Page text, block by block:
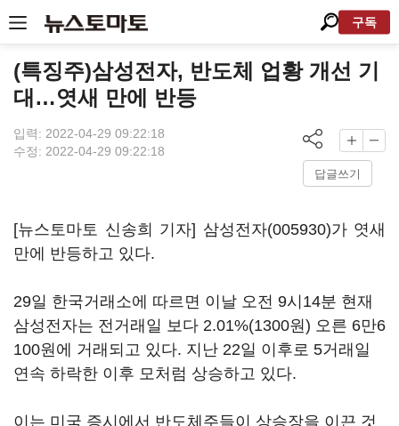
구독
(특징주)삼성전자, 반도체 업황 개선 기
대…엿새 만에 반등
입력: 2022-04-29 09:22:18
수정: 2022-04-29 09:22:18
답글쓰기
[뉴스토마토 신송희 기자] 삼성전자(005930)가 엿새
만에 반등하고 있다.
29일 한국거래소에 따르면 이날 오전 9시14분 현재
삼성전자는 전거래일 보다 2.01%(1300원) 오른 6만6
100원에 거래되고 있다. 지난 22일 이후로 5거래일
연속 하락한 이후 모처럼 상승하고 있다.
이는 미국 증시에서 반도체주들이 상승장을 이끈 것